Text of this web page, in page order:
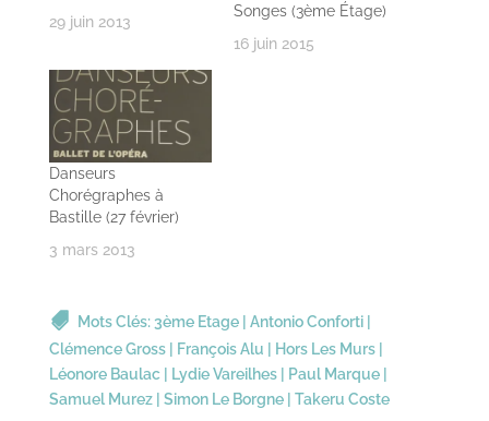
29 juin 2013
Songes (3ème Étage)
16 juin 2015
Danseurs
Chorégraphes à
Bastille (27 février)
3 mars 2013
Mots Clés:3ème Etage| Antonio Conforti|
Clémence Gross| François Alu Hors Les Murs|
Léonore Baulac| Lydie Vareilhes| Paul Marque|
Samuel Murez| Simon Le Borgne| Takeru Coste